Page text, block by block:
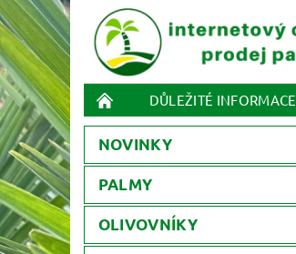
DŮLEŽITÉ INFORMACE
NOVINKY
PALMY
OLIVOVNÍKY